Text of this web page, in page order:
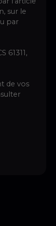
sur le
par
61311,
de vos